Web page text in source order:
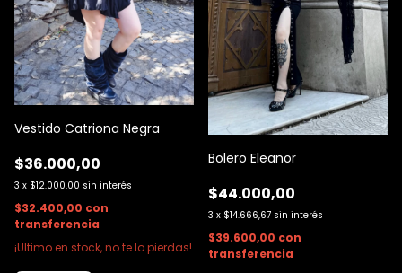
Vestido Catriona Negra
$36.000,00
3 x $12.000,00 sin interés
$32.400,00 con
transferencia
¡Ultimo en stock, no te lo pierdas!
Bolero Eleanor
$44.000,00
3 x $14.666,67 sin interés
$39.600,00 con
transferencia